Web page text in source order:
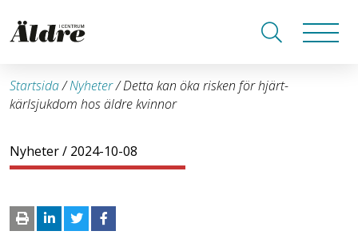
Startsida/Nyheter/Detta kan öka risken för hjärt-
kärlsjukdom hos äldre kvinnor
Nyheter/ 2024-10-08